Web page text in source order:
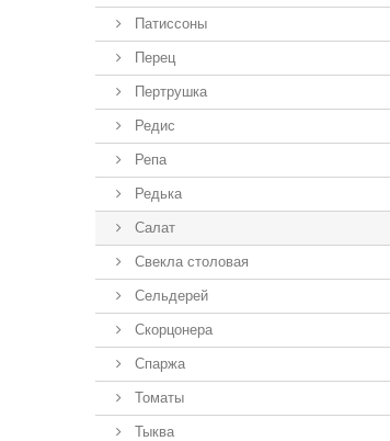
Патиссоны
Перец
Пертрушка
Редис
Репа
Редька
Салат
Свекла столовая
Сельдерей
Скорцонера
Спаржа
Томаты
Тыква